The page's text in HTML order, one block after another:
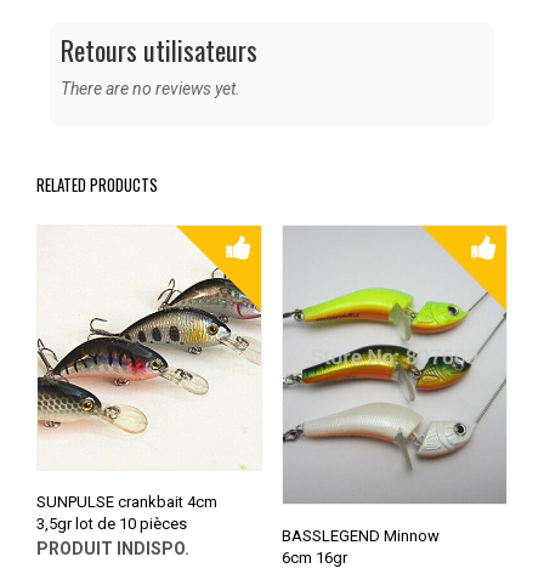
Retours utilisateurs
There are no reviews yet.
RELATED PRODUCTS
SUNPULSE crankbait 4cm
3,5gr lot de 10 pièces
PRODUIT INDISPO.
BASSLEGEND Minnow
6cm 16gr